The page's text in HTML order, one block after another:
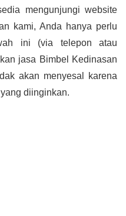
mengunjungi website
kami, Anda hanya perlu
ini (via telepon atau
jasa Bimbel Kedinasan
akan menyesal karena
diinginkan.